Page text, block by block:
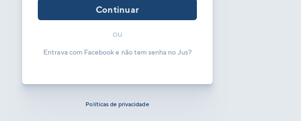
Continuar
ou
Entrava com Facebook e não tem senha no Jus?
Políticas de privacidade